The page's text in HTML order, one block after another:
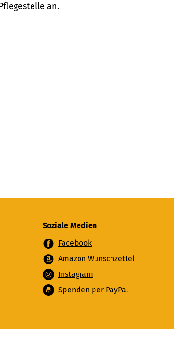
an.
Soziale Medien
Facebook
Amazon Wunschzettel
Instagram
Spenden per PayPal